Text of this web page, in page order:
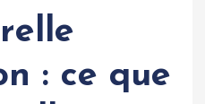
: ce que